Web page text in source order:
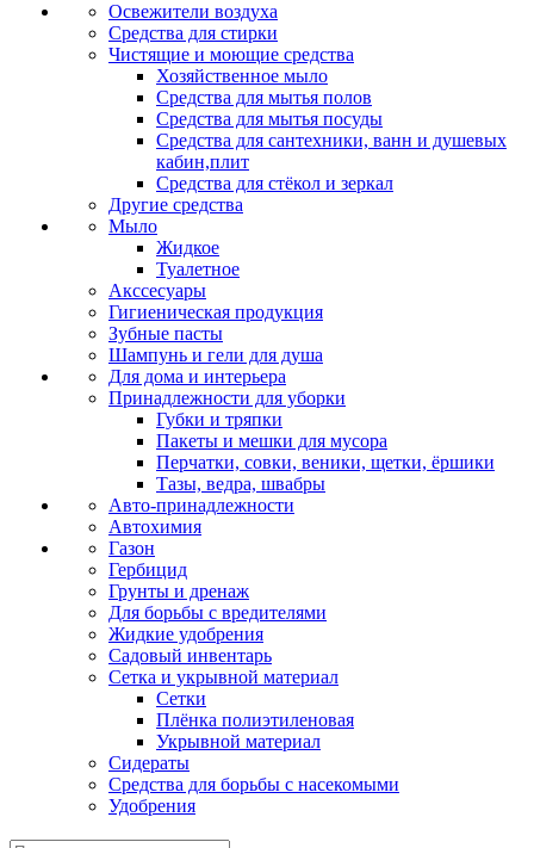
Освежители воздуха
Средства для стирки
Чистящие и моющие средства
Хозяйственное мыло
Средства для мытья полов
Средства для мытья посуды
Средства для сантехники, ванн и душевых
кабин,плит
Средства для стёкол и зеркал
Другие средства
Мыло
Жидкое
Туалетное
Акссесуары
Гигиеническая продукция
Зубные пасты
Шампунь и гели для душа
Для дома и интерьера
Принадлежности для уборки
Губки и тряпки
Пакеты и мешки для мусора
Перчатки, совки, веники, щетки, ёршики
Тазы, ведра, швабры
Авто-принадлежности
Автохимия
Газон
Гербицид
Грунты и дренаж
Для борьбы с вредителями
Жидкие удобрения
Садовый инвентарь
Сетка и укрывной материал
Сетки
Плёнка полиэтиленовая
Укрывной материал
Сидераты
Средства для борьбы с насекомыми
Удобрения